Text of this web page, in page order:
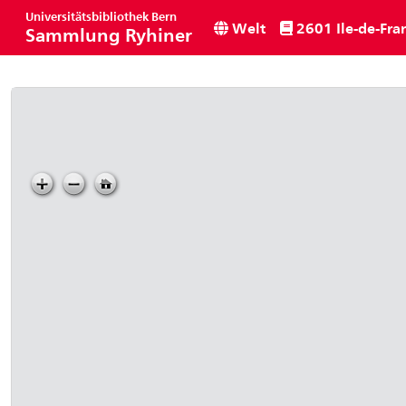
Universitätsbibliothek Bern
Sammlung Ryhiner Welt 2601 Ile-de-